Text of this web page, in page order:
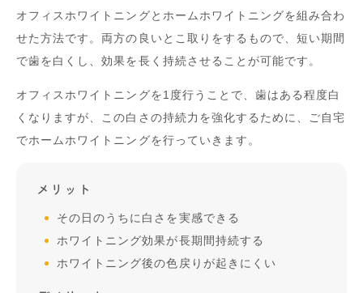
オフィスホワイトニングとホームホワイトニングを組み合わ
せた方法です。両方の良いとこ取りをするもので、短い期間
で歯を白くし、効果を長く持続させることが可能です。
オフィスホワイトニングを1度行うことで、歯はある程度白
くなりますが、この白さの持続力を強化するために、ご自宅
でホームホワイトニングを行っていきます。
メリット
その日のうちに白さを実感できる
ホワイトニング効果が長期間持続する
ホワイトニング後の色戻りが起きにくい